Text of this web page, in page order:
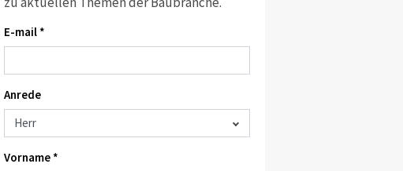
E-mail *
Anrede
Vorname *